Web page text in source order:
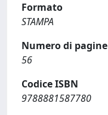
Formato
STAMPA
Numero di pagine
56
Codice ISBN
9788881587780